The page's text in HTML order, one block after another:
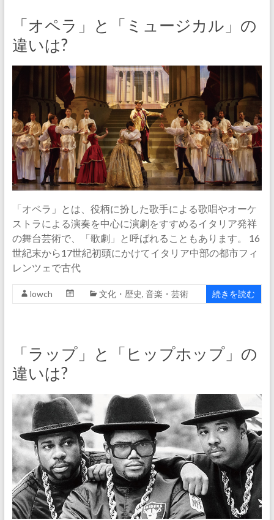
「オペラ」と「ミュージカル」の
違いは?
「オペラ」とは、役柄に扮した歌手による歌唱やオーケ
ストラによる演奏を中心に演劇をすすめるイタリア発祥
の舞台芸術で、「歌劇」と呼ばれることもあります。 16
世紀末から17世紀初頭にかけてイタリア中部の都市フィ
レンツェで古代
lowch 文化・歴史, 音楽・芸術 続きを読む
「ラップ」と「ヒップホップ」の
違いは?